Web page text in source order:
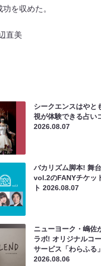
を収めた。
直美
シークエンスはやと
視が体験できる占い
2026.08.07
バカリズム脚本! 舞
vol.2のFANYチケッ
ト2026.08.07
ニューヨーク・嶋佐
ラボ! オリジナルコ
サービス「わらふる
2026.08.06